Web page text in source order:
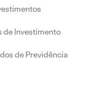
de Investimento
de Previdência